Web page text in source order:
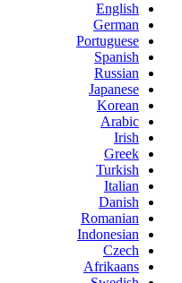
English
German
Portuguese
Spanish
Russian
Japanese
Korean
Arabic
Irish
Greek
Turkish
Italian
Danish
Romanian
Indonesian
Czech
Afrikaans